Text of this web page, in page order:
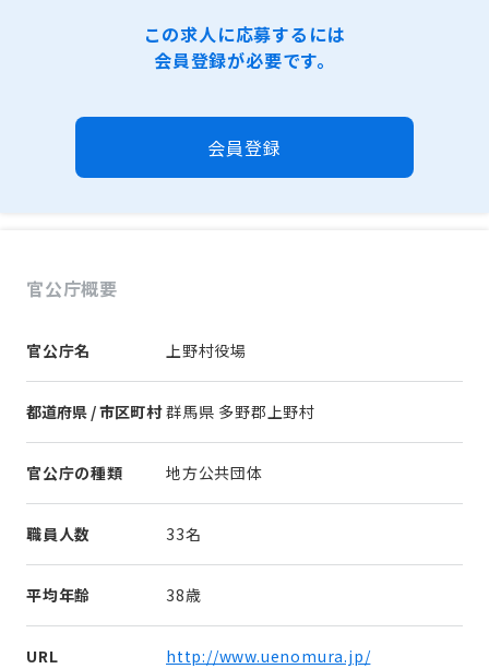
この求人に応募するには
会員登録が必要です。
会員登録
官公庁概要
官公庁名 上野村役場
都道府県 / 市区町村 群馬県 多野郡上野村
官公庁の種類 地方公共団体
職員人数 33名
平均年齢 38歳
URL http://www.uenomura.jp/